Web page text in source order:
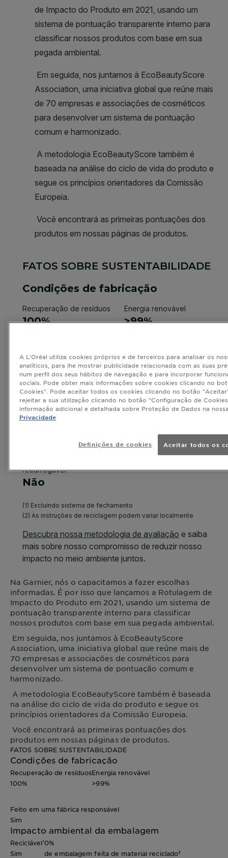
Na Garnier, nós o capacitamos a fazer escolhas
informadas. É por isso que lançamos a Rotulagem de
Impacto do Produto em 2021, usando um sistema de
pontuação transparente interno para classificar
nossos produtos com base em sua pegada ambiental.
Em seguida, nos juntamos à EcoBeautyScore
Association, uma iniciativa global que reúne mais de
70 empresas e associações de cosméticos para
desenvolver um sistema de pontuação comum e
harmonizado.
A metodologia EcoBeautyScore também é baseada
na análise do ciclo de vida do produto e segue os
princípios orientadores da Comissão Europeia.
Você encontrará as primeiras pontuações dos
produtos em nossas páginas de produtos.
FATOS SOBRE SUSTENTABILIDADE
Condições de fabricação
Recuperação de resíduos
100%
Energia renovável
>99%
Feito em uma fábrica responsável
Sim
Impacto ambiental da embalagem
Reciclável¹
Sim
0%
de embalagem feita de material reciclado²
A L'Oréal utiliza cookies próprios e de terceiros para analisar os
analíticos, para lhe mostrar publicidade relacionada com as suas
num perfil dos seus hábitos de navegação e para incorporar
sociais. Pode obter mais informações sobre cookies clicando no
Cookies". Pode aceitar todos os cookies clicando no botão
rejeitar a sua utilização clicando no botão "Configuração de
informação adicional e detalhada sobre Proteção de Dados na
Privacidade
Definições de cookies Aceitar todos os